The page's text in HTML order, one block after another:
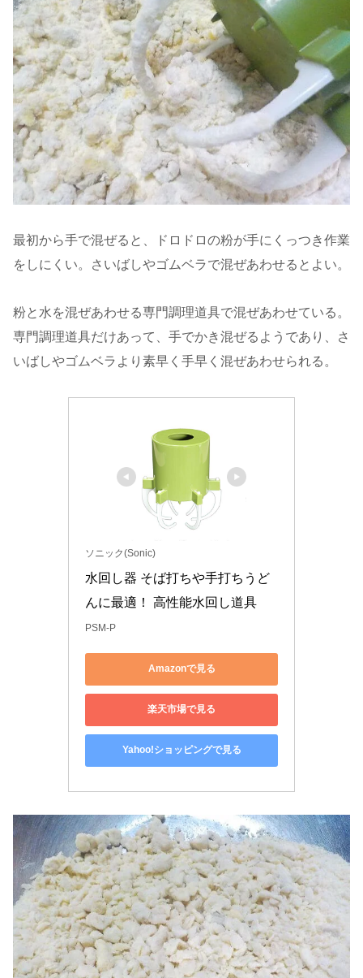
最初から手で混ぜると、ドロドロの粉が手にくっつき作業
をしにくい。さいばしやゴムベラで混ぜあわせるとよい。
粉と水を混ぜあわせる専門調理道具で混ぜあわせている。
専門調理道具だけあって、手でかき混ぜるようであり、さ
いばしやゴムベラより素早く手早く混ぜあわせられる。
ソニック(Sonic)
水回し器 そば打ちや手打ちうど
んに最適！ 高性能水回し道具
PSM-P
Amazonで見る
楽天市場で見る
Yahoo!ショッピングで見る